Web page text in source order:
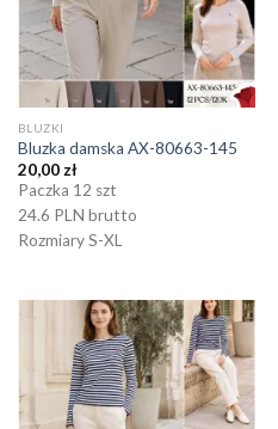
BLUZKI
Bluzka damska AX-80663-145
20,00zł
Paczka 12 szt
24.6 PLN brutto
Rozmiary S-XL